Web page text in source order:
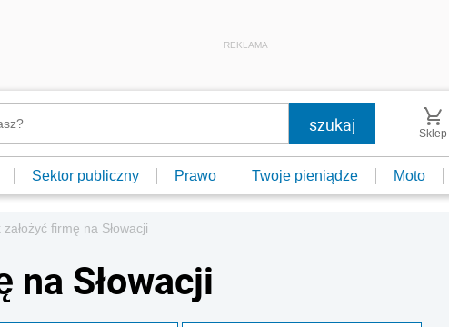
REKLAMA
Sklep
Sektor publiczny Prawo Twoje pieniądze Moto
założyć firmę na Słowacji
na Słowacji